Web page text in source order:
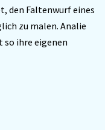
den Faltenwurf eines
zu malen. Analie
so ihre eigenen